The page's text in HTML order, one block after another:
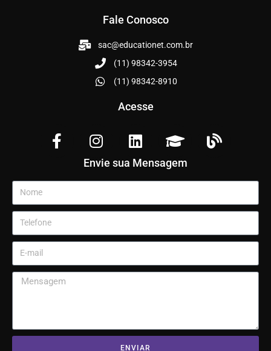
Fale Conosco
sac@educationet.com.br
(11) 98342-3954
(11) 98342-8910
Acesse
Envie sua Mensagem
ENVIAR